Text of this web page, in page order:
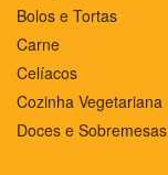
Bolos e Tortas
Carne
Celíacos
Cozinha Vegetariana
Doces e Sobremesas